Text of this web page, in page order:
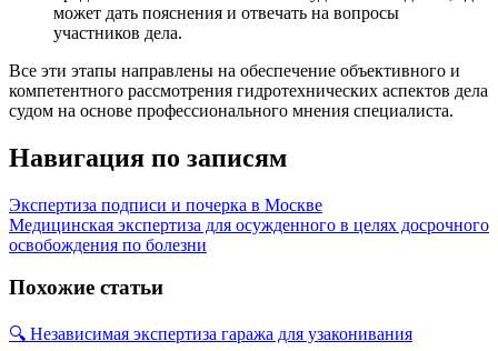
может дать пояснения и отвечать на вопросы
участников дела.
Все эти этапы направлены на обеспечение объективного и
компетентного рассмотрения гидротехнических аспектов дела
судом на основе профессионального мнения специалиста.
Навигация по записям
Экспертиза подписи и почерка в Москве
Медицинская экспертиза для осужденного в целях досрочного
освобождения по болезни
Похожие статьи
🔍 Независимая экспертиза гаража для узаконивания